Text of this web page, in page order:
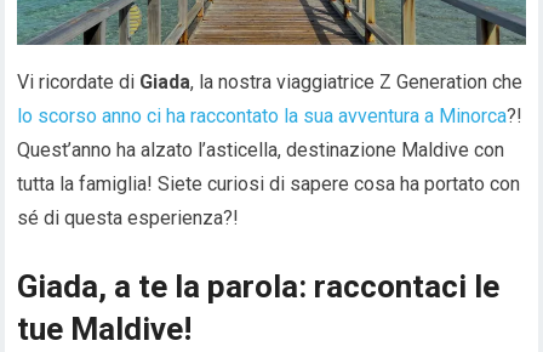
Vi ricordate di Giada, la nostra viaggiatrice Z Generation che
lo scorso anno ci ha raccontato la sua avventura a Minorca?!
Quest’anno ha alzato l’asticella, destinazione Maldive con
tutta la famiglia! Siete curiosi di sapere cosa ha portato con
sé di questa esperienza?!
Giada, a te la parola: raccontaci le
tue Maldive!